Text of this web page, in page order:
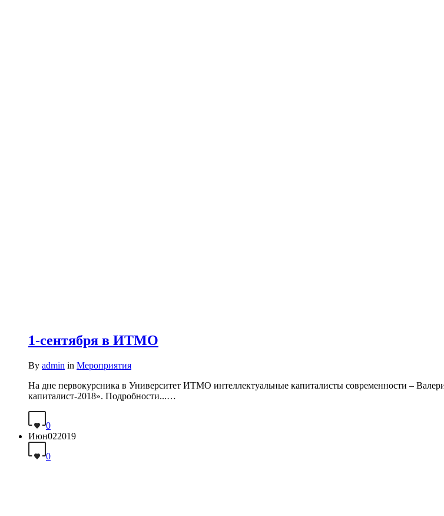
1-сентября в ИТМО
By admin in Мероприятия
На дне первокурсника в Университет ИТМО интеллектуальные капиталисты современности –
капиталист-2018». Подробности...…
0
Июн022019
0